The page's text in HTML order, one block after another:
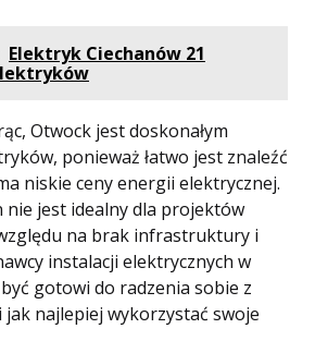
Elektryk Ciechanów 21
Otwock jest doskonałym
ponieważ łatwo jest znaleźć
niskie ceny energii elektrycznej.
nie jest idealny dla projektów
na brak infrastruktury i
instalacji elektrycznych w
gotowi do radzenia sobie z
najlepiej wykorzystać swoje